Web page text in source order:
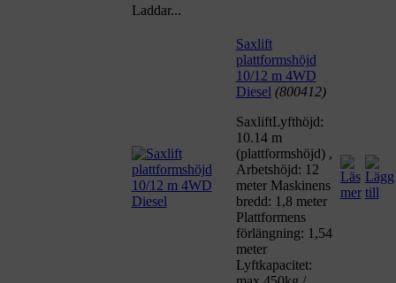
Laddar...
Saxlift
plattformshöjd
10/12 m 4WD
Diesel (800412)
SaxliftLyfthöjd:
10.14 m
(plattformshöjd) ,
Arbetshöjd: 12
meter Maskinens
bredd: 1,8 meter
Plattformens
förlängning: 1,54
meter
Lyftkapacitet: